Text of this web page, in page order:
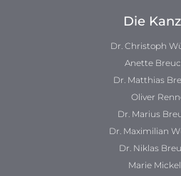
Die
Dr. Christoph
Anette
Dr. Matthias
Oliver
Dr. Marius
Dr. Maximilian
Dr. Niklas
Marie